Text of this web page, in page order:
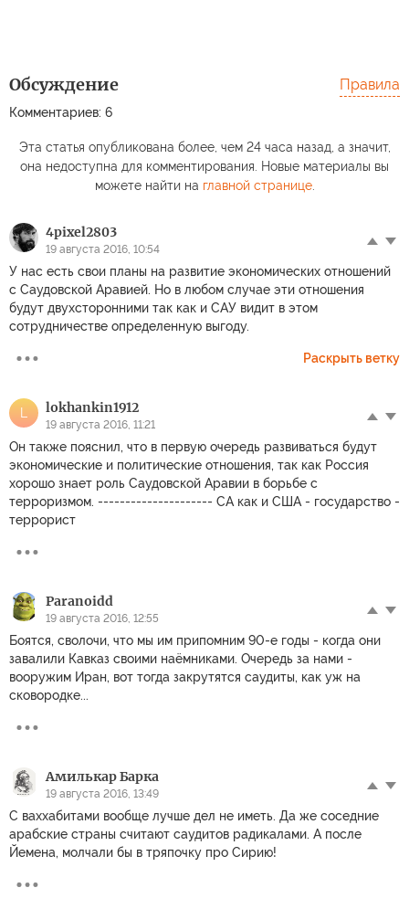
Обсуждение
Комментариев: 6
Правила
Эта статья опубликована более, чем 24 часа назад, а значит,
она недоступна для комментирования. Новые материалы вы
можете найти на главной странице.
4pixel2803
19 августа 2016, 10:54
У нас есть свои планы на развитие экономических отношений
с Саудовской Аравией. Но в любом случае эти отношения
будут двухсторонними так как и САУ видит в этом
сотрудничестве определенную выгоду.
Раскрыть ветку
L lokhankin1912
19 августа 2016, 11:21
Он также пояснил, что в первую очередь развиваться будут
экономические и политические отношения, так как Россия
хорошо знает роль Саудовской Аравии в борьбе с
терроризмом. --------------------- СА как и США - государство -
террорист
Paranoidd
19 августа 2016, 12:55
Боятся, сволочи, что мы им припомним 90-е годы - когда они
завалили Кавказ своими наёмниками. Очередь за нами -
вооружим Иран, вот тогда закрутятся саудиты, как уж на
сковородке...
Амилькар Барка
19 августа 2016, 13:49
С ваххабитами вообще лучше дел не иметь. Да же соседние
арабские страны считают саудитов радикалами. А после
Йемена, молчали бы в тряпочку про Сирию!